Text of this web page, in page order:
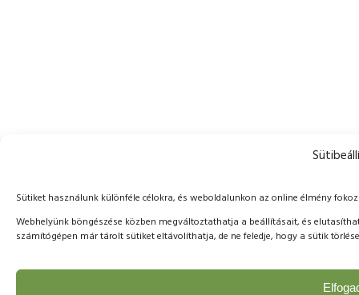
Sütiket használunk különféle célokra, és weboldalunkon az online élmény
Webhelyünk böngészése közben megváltoztathatja a beállításait, és
számítógépen már tárolt sütiket eltávolíthatja, de ne feledje, hogy a sütik